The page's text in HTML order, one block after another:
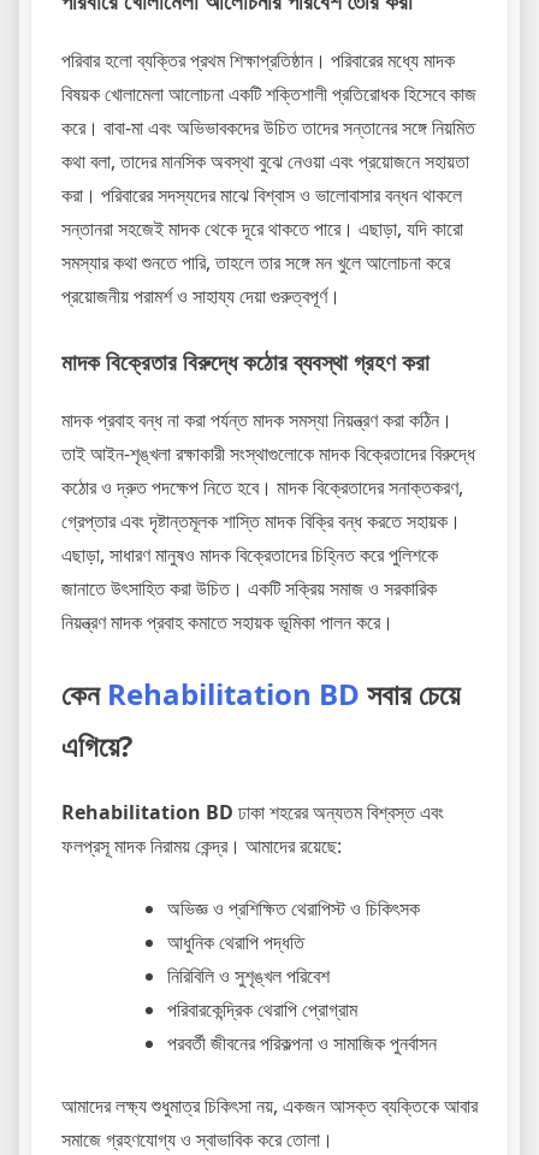
পরিবার হলো ব্যক্তির প্রথম শিক্ষাপ্রতিষ্ঠান। পরিবারের মধ্যে মাদক
বিষয়ক খোলামেলা আলোচনা একটি শক্তিশালী প্রতিরোধক হিসেবে কাজ
করে। বাবা-মা এবং অভিভাবকদের উচিত তাদের সন্তানের সঙ্গে নিয়মিত
কথা বলা, তাদের মানসিক অবস্থা বুঝে নেওয়া এবং প্রয়োজনে সহায়তা
করা। পরিবারের সদস্যদের মাঝে বিশ্বাস ও ভালোবাসার বন্ধন থাকলে
সন্তানরা সহজেই মাদক থেকে দূরে থাকতে পারে। এছাড়া, যদি কারো
সমস্যার কথা শুনতে পারি, তাহলে তার সঙ্গে মন খুলে আলোচনা করে
প্রয়োজনীয় পরামর্শ ও সাহায্য দেয়া গুরুত্বপূর্ণ।
মাদক বিক্রেতার বিরুদ্ধে কঠোর ব্যবস্থা গ্রহণ করা
মাদক প্রবাহ বন্ধ না করা পর্যন্ত মাদক সমস্যা নিয়ন্ত্রণ করা কঠিন।
তাই আইন-শৃঙ্খলা রক্ষাকারী সংস্থাগুলোকে মাদক বিক্রেতাদের বিরুদ্ধে
কঠোর ও দ্রুত পদক্ষেপ নিতে হবে। মাদক বিক্রেতাদের সনাক্তকরণ,
গ্রেপ্তার এবং দৃষ্টান্তমূলক শাস্তি মাদক বিক্রি বন্ধ করতে সহায়ক।
এছাড়া, সাধারণ মানুষও মাদক বিক্রেতাদের চিহ্নিত করে পুলিশকে
জানাতে উৎসাহিত করা উচিত। একটি সক্রিয় সমাজ ও সরকারিক
নিয়ন্ত্রণ মাদক প্রবাহ কমাতে সহায়ক ভূমিকা পালন করে।
কেন Rehabilitation BD সবার চেয়ে
এগিয়ে?
Rehabilitation BD ঢাকা শহরের অন্যতম বিশ্বস্ত এবং
ফলপ্রসূ মাদক নিরাময় কেন্দ্র। আমাদের রয়েছে:
অভিজ্ঞ ও প্রশিক্ষিত থেরাপিস্ট ও চিকিৎসক
আধুনিক থেরাপি পদ্ধতি
নিরিবিলি ও সুশৃঙ্খল পরিবেশ
পরিবারকেন্দ্রিক থেরাপি প্রোগ্রাম
পরবর্তী জীবনের পরিকল্পনা ও সামাজিক পুনর্বাসন
আমাদের লক্ষ্য শুধুমাত্র চিকিৎসা নয়, একজন আসক্ত ব্যক্তিকে আবার
সমাজে গ্রহণযোগ্য ও স্বাভাবিক করে তোলা।